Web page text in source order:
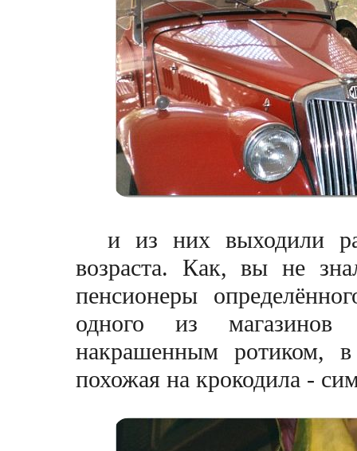
и из них выходили
возраста. Как, вы не
пенсионеры
одного из
накрашенным ротиком,
похожая на крокодила -